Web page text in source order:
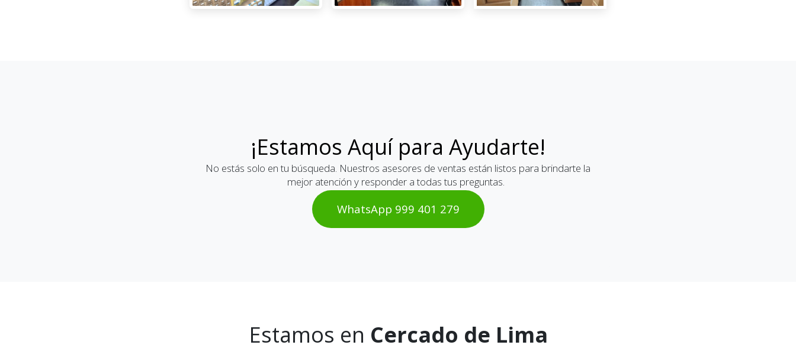
¡Estamos Aquí para Ayudarte!
No estás solo en tu búsqueda. Nuestros asesores de ventas están listos para brindarte la
mejor atención y responder a todas tus preguntas.
WhatsAp​​​​p 999 401 2​​79
Estamos en Cercado de Lima